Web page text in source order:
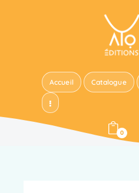
Accueil Catalogue
0